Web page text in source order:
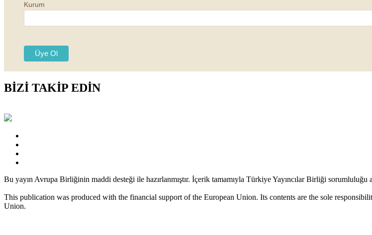
Kurum
BİZİ TAKİP EDİN
Bu yayın Avrupa Birliğinin maddi desteği ile hazırlanmıştır. İçerik tamamıyla Türkiye Yayıncılar Birliği
This publication was produced with the financial support of the European Union. Its contents are the sole
Union.